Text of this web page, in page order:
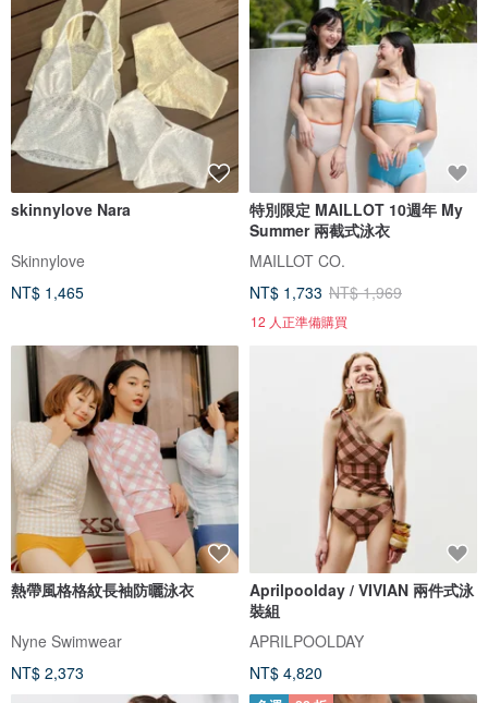
skinnylove Nara
Skinnylove
NT$ 1,465
特別限定 MAILLOT 10週年 My
Summer 兩截式泳衣
MAILLOT CO.
NT$ 1,733 NT$ 1,969
12 人正準備購買
熱帶風格格紋長袖防曬泳衣
Nyne Swimwear
NT$ 2,373
Aprilpoolday / VIVIAN 兩件式泳
裝組
APRILPOOLDAY
NT$ 4,820